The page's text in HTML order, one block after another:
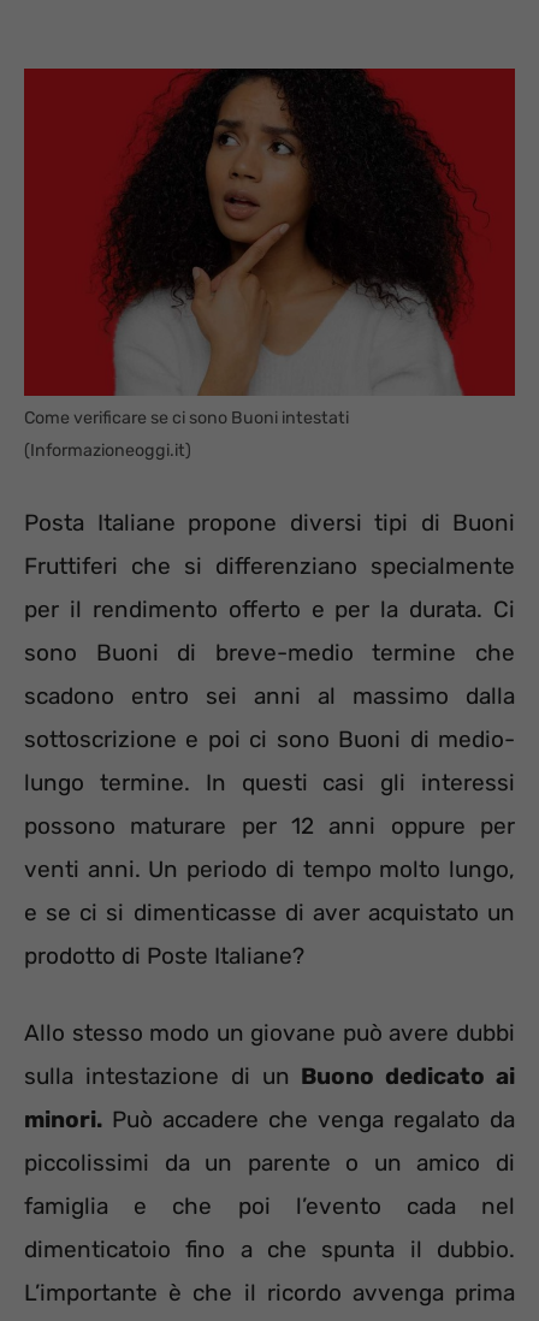
Come verificare se ci sono Buoni intestati
(Informazioneoggi.it)
Posta Italiane propone diversi tipi di Buoni
Fruttiferi che si differenziano specialmente
per il rendimento offerto e per la durata. Ci
sono Buoni di breve-medio termine che
scadono entro sei anni al massimo dalla
sottoscrizione e poi ci sono Buoni di medio-
lungo termine. In questi casi gli interessi
possono maturare per 12 anni oppure per
venti anni. Un periodo di tempo molto lungo,
e se ci si dimenticasse di aver acquistato un
prodotto di Poste Italiane?
Allo stesso modo un giovane può avere dubbi
sulla intestazione di un Buono dedicato ai
minori. Può accadere che venga regalato da
piccolissimi da un parente o un amico di
famiglia e che poi l’evento cada nel
dimenticatoio fino a che spunta il dubbio.
L’importante è che il ricordo avvenga prima